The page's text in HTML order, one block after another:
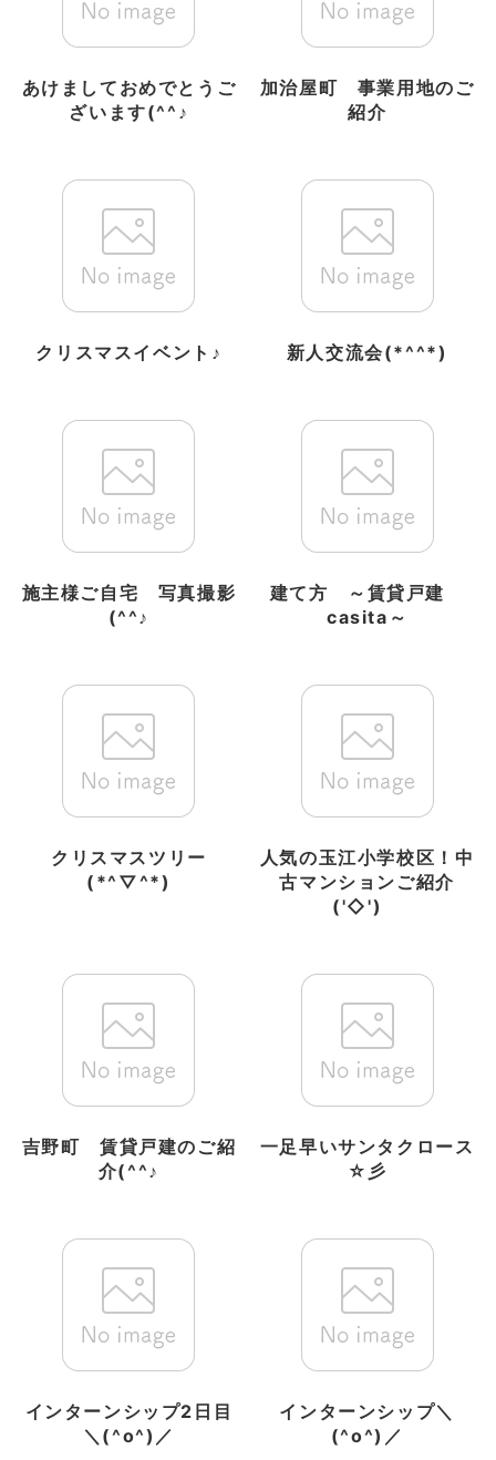
あけましておめでとうご
ざいます(^^♪
加治屋町 事業用地のご
紹介
クリスマスイベント♪ 新人交流会(*^^*)
施主様ご自宅 写真撮影
(^^♪
建て方 ～賃貸戸建
casita～
クリスマスツリー
(*^▽^*)
人気の玉江小学校区！中
古マンションご紹介
('◇')ゞ
吉野町 賃貸戸建のご紹
介(^^♪
一足早いサンタクロース
☆彡
インターンシップ2日目
＼(^o^)／
インターンシップ＼
(^o^)／